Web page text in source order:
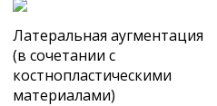
Латеральная аугментация
(в сочетании с
костнопластическими
материалами)